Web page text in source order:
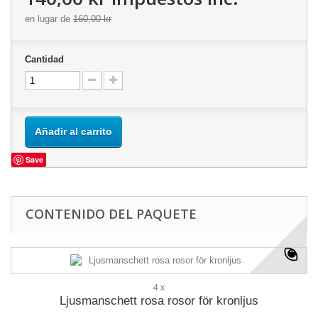
en lugar de 160,00 kr
Cantidad
Añadir al carrito
Save
CONTENIDO DEL PAQUETE
4 x
Ljusmanschett rosa rosor för kronljus